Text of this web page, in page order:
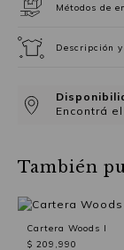
Métodos de
Descripción
Encontrá
También
Cartera Woods I
$ 209,990